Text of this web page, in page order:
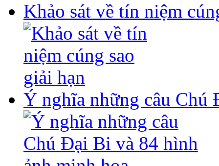
Khảo sát về tín niệm
Ý nghĩa những câu Chú